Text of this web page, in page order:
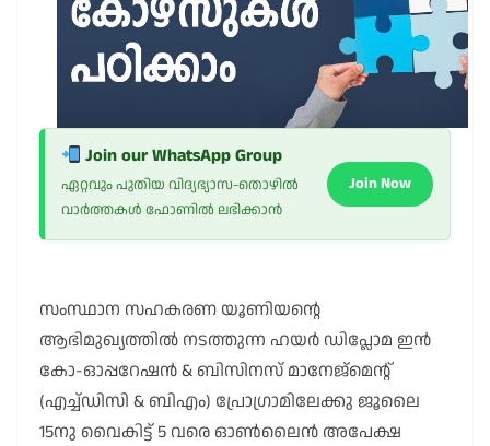
Join our WhatsApp Group
ഏറ്റവും പുതിയ വിദ്യഭ്യാസ-തൊഴിൽ
വാർത്തകൾ ഫോണിൽ ലഭിക്കാൻ
Join Now
സംസ്ഥാന സഹകരണ യൂണിയന്റെ
ആഭിമുഖ്യത്തിൽ നടത്തുന്ന ഹയർ ഡിപ്ലോമ ഇൻ
കോ-ഓപ്പറേഷൻ & ബിസിനസ് മാനേജ്മെന്റ്
(എച്ച്ഡിസി & ബിഎം) പ്രോഗ്രാമിലേക്കു ജൂലൈ
15നു വൈകിട്ട് 5 വരെ ഓൺലൈൻ അപേക്ഷ